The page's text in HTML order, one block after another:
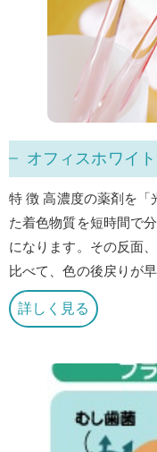
オフィスホワイ
特 徴 高濃度の薬剤を「
た着色物質を短時間で
になります。その反面
比べて、色の後戻りが
詳しく見る